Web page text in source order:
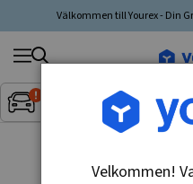
Välkommen till Yourex - Din
Inget fordon
Søg
produkt,
producent,
Velkommen!